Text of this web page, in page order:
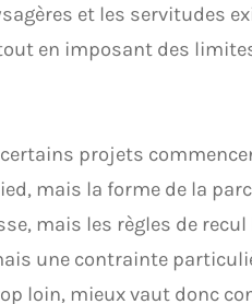
et les servitudes
en imposant des
projets
mais la forme de la
mais les règles de recul
une contrainte
loin, mieux vaut donc